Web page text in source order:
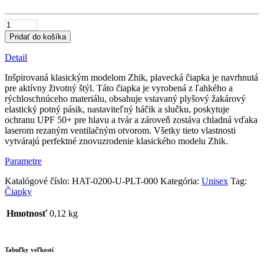
množstvo
Plavecká
čiapka
–
Pridať do košíka
Detail
Inšpirovaná klasickým modelom Zhik, plavecká čiapka je navrhnutá
pre aktívny životný štýl. Táto čiapka je vyrobená z ľahkého a
rýchloschnúceho materiálu, obsahuje vstavaný plyšový žakárový
elastický potný pásik, nastaviteľný háčik a slučku, poskytuje
ochranu UPF 50+ pre hlavu a tvár a zároveň zostáva chladná vďaka
laserom rezaným ventilačným otvorom. Všetky tieto vlastnosti
vytvárajú perfektné znovuzrodenie klasického modelu Zhik.
Parametre
Katalógové číslo: HAT-0200-U-PLT-000 Kategória: Unisex Tag:
Čiapky
Hmotnosť 0,12 kg
Tabuľky veľkostí